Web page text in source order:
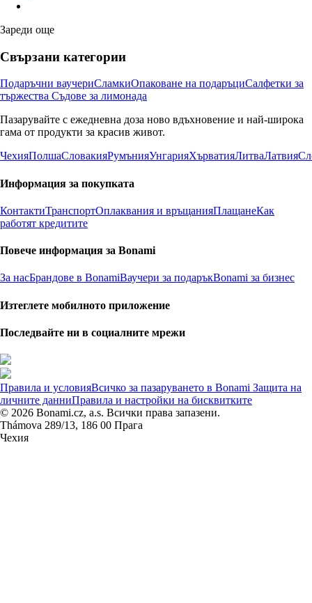
Зареди още
Свързани категории
Подаръчни ваучериСламкиОпаковане на подаръциСалфетки за
тържества Съдове за лимонада
Пазарувайте с ежедневна доза ново вдъхновение и най-широка
гама от продукти за красив живот.
ЧехияПолшаСловакияРумънияУнгарияХърватияЛитваЛатвия
Информация за покупката
КонтактиТранспортОплаквания и връщанияПлащанеКак
работят кредитите
Повече информация за Bonami
За насБрандове в BonamiВаучери за подаръкBonami за бизнес
Изтеглете мобилното приложение
Последвайте ни в социалните мрежи
Правила и условияВсичко за пазаруването в Bonami Защита на
личните данниПравила и настройки на бисквитките
© 2026 Bonami.cz, a.s. Всички права запазени.
Thámova 289/13, 186 00 Прага
Чехия